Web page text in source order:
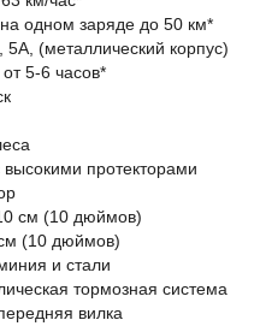
одном заряде до 50 км*
(металлический корпус)
5-6 часов*
протекторами
см (10 дюймов)
(10 дюймов)
и стали
тормозная система
вилка